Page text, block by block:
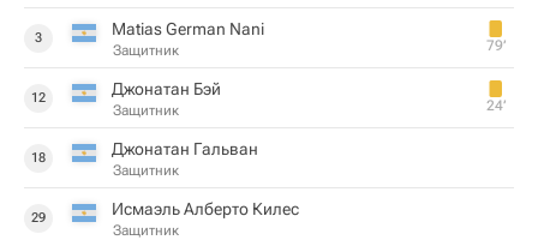
3 Matias German Nani
Защитник 79‎’‎
12 Джонатан Бэй
Защитник 24‎’‎
18 Джонатан Гальван
Защитник
29 Исмаэль Алберто Килес
Защитник